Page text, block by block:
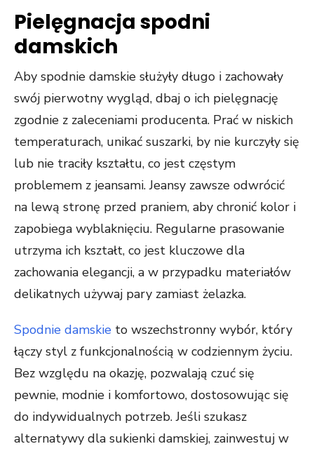
Pielęgnacja spodni
damskich
Aby spodnie damskie służyły długo i zachowały
swój pierwotny wygląd, dbaj o ich pielęgnację
zgodnie z zaleceniami producenta. Prać w niskich
temperaturach, unikać suszarki, by nie kurczyły się
lub nie traciły kształtu, co jest częstym
problemem z jeansami. Jeansy zawsze odwrócić
na lewą stronę przed praniem, aby chronić kolor i
zapobiega wyblaknięciu. Regularne prasowanie
utrzyma ich kształt, co jest kluczowe dla
zachowania elegancji, a w przypadku materiałów
delikatnych używaj pary zamiast żelazka.
Spodnie damskie to wszechstronny wybór, który
łączy styl z funkcjonalnością w codziennym życiu.
Bez względu na okazję, pozwalają czuć się
pewnie, modnie i komfortowo, dostosowując się
do indywidualnych potrzeb. Jeśli szukasz
alternatywy dla sukienki damskiej, zainwestuj w